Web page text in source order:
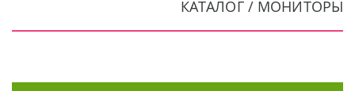
КАТАЛОГ / МОНИТОРЫ